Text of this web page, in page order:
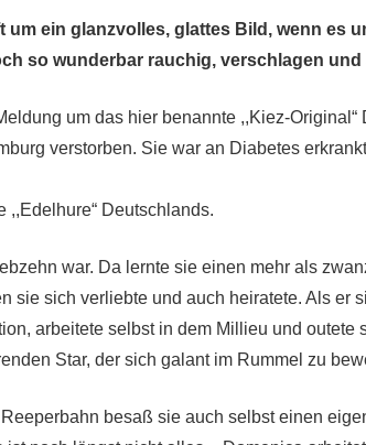
um ein glanzvolles, glattes Bild, wenn es
so wunderbar rauchig, verschlagen
um das hier benannte ,,Kiez-
verstorben. Sie war an Diabetes
,,Edelhure“ Deutschlands.
war. Da lernte sie einen mehr als
sie sich verliebte und auch heiratete. Als er
arbeitete selbst in dem Millieu und outete
Star, der sich galant im Rummel zu
besaß sie auch selbst einen